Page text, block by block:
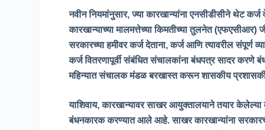
नवीन नियमांनुसार, ज्या कारखान्यांना एनसीडीसीने थेट
कारखान्याच्या मालमत्तेच्या किमतीच्या तुलनेत (एफएसीआर)
सरकारच्या हमीवर कर्ज देताना, कर्ज आणि त्यावरील संपूर्ण
कर्ज वितरणापूर्वी संबंधित संचालकांना बंधपत्र सादर
महिन्यात संचालक मंडळ बरखास्त करून शासकीय
याशिवाय, कारखान्यावर साखर आयुक्तालयाने तयार
बंधनकारक करण्यात आले आहे. साखर कारखान्यांना